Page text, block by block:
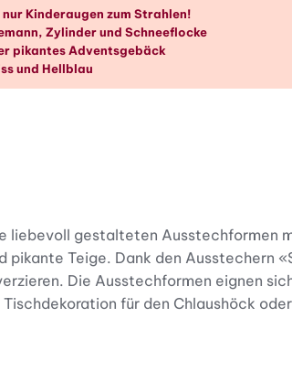
Überblick
Kinderaugen zum Strahlen!
Zylinder und Schneeflocke
pikantes Adventsgebäck
und Hellblau
liebevoll gestalteten Ausstechformen
pikante Teige. Dank den Ausstechern
Die Ausstechformen eignen
für den Chlaushöck